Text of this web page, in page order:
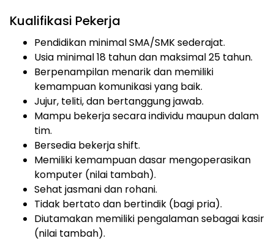
Kualifikasi Pekerja
Pendidikan minimal SMA/SMK sederajat.
Usia minimal 18 tahun dan maksimal 25 tahun.
Berpenampilan menarik dan memiliki
kemampuan komunikasi yang baik.
Jujur, teliti, dan bertanggung jawab.
Mampu bekerja secara individu maupun dalam
tim.
Bersedia bekerja shift.
Memiliki kemampuan dasar mengoperasikan
komputer (nilai tambah).
Sehat jasmani dan rohani.
Tidak bertato dan bertindik (bagi pria).
Diutamakan memiliki pengalaman sebagai kasir
(nilai tambah).